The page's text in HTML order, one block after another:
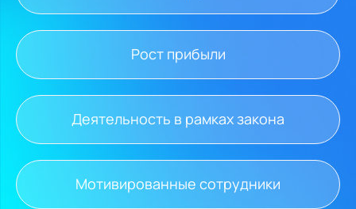
Рост прибыли
Деятельность в рамках закона
Мотивированные сотрудники